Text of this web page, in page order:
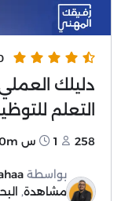
دليلك
التعلم
258 1س 30m
بواسطة
مشاهدة,